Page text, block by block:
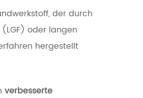
der durch
oder langen
hergestellt
verbesserte